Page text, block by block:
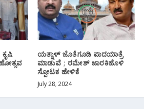
ಯತ್ನಾಳ್ ಜೊತೆಗೂಡಿ ಪಾದಯಾತ್ರೆ
ಮಾಡುವೆ ; ರಮೇಶ್ ಜಾರಕಿಹೊಳಿ
ಸ್ಪೋಟಕ ಹೇಳಿಕೆ
July 28, 2024